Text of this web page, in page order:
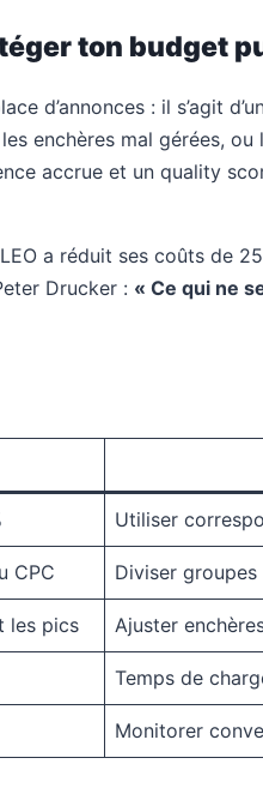
ton budget
d’annonces : il s’agit
enchères mal gérées,
accrue et un quality
a réduit ses coûts de
Drucker : « Ce qui ne
Utiliser
CPC Diviser
les pics Ajuster
Temps de
Monitorer